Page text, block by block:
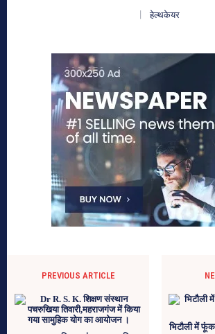
हेल्थकेयर
PREVIOUS ARTICLE
भिटौली में